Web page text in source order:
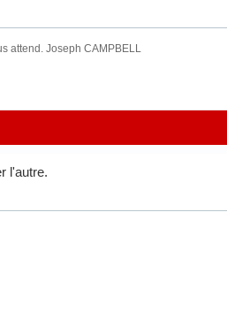
attend. Joseph CAMPBELL
l'autre.